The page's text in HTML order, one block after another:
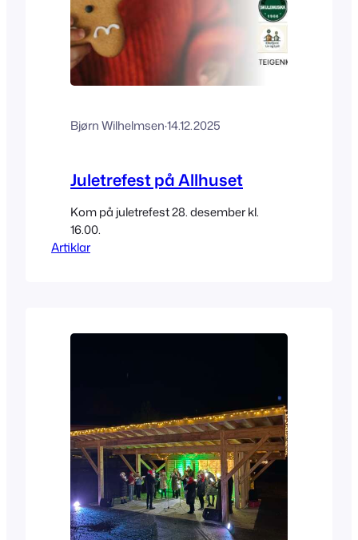
Bjørn Wilhelmsen·14.12.2025
Juletrefest på Allhuset
Kom på juletrefest 28. desember kl.
16.00.
Artiklar